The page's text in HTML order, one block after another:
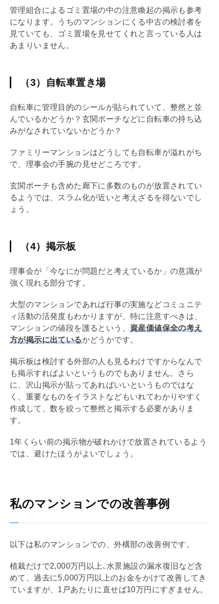
管理組合によるゴミ置場の中の注意喚起の掲示も参考
になります。うちのマンションにくる中古の検討者を
見ていても、ゴミ置場を見せてくれと言っている人は
あまりいません。
（3）自転車置き場
自転車に管理目的のシールが貼られていて、整然と並
んでいるかどうか？玄関ポーチなどに自転車の持ち込
みがなされていないかどうか？
ファミリーマンションはどうしても自転車が溢れがち
で、理事会の手腕の見せどころです。
玄関ポーチも含めた廊下に多数のものが放置されてい
るようでは、スラム化が近いと考えざるを得ないでし
ょう。
（4）掲示板
理事会が「今なにが問題だと考えているか」の意識が
強く現れる部分です。
大型のマンションであれば行事の実施などコミュニテ
ィ活動の活発度もわかりますが、特に注意すべきは、
マンションの値段を護るという、 資産価値保全の考え
方が掲示に出ているかどうかです。
掲示板は検討する外部の人も見るわけですからなんで
も掲示すればよいというものでもありません。さら
に、沢山掲示が貼ってあればいいというものではな
く、重要なものをイラストなどもいれてわかりやすく
作成して、数を絞って整然と掲示する必要がありま
す。
1年くらい前の掲示物が破れかけで放置されているよう
では、避けたほうがよいでしょう。
私のマンションでの改善事例
以下は私のマンションでの、外構部の改善例です。
植栽だけで2,000万円以上､水景施設の漏水復旧など含
めて、過去に5,000万円以上のお金をかけて改善してき
ていますが、1戸あたりに直せば10万円にすぎません。